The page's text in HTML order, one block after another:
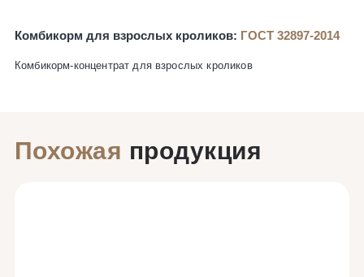
Комбикорм для взрослых кроликов: ГОСТ 32897-2014
Комбикорм-концентрат для взрослых кроликов
Похожая продукция